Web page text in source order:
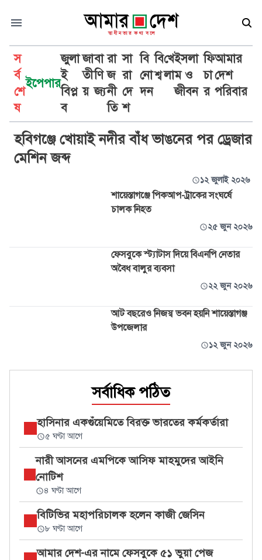
স
র্ব
শে
ষ
ইপেপার
জুলা
ই
বিপ্ল
ব
জা
তী
য়
বা
ণি
জ্য
রা
জ
নী
তি
সা
রা
দে
শ
বি
নো
দন
বি
শ্ব
খে
লা
ইসলা
ম ও
জীবন
ফি
চা
র
আমার
দেশ
পরিবার
শায়েস্তাগঞ্জ
হবিগঞ্জে খোয়াই নদীর বাঁধ ভাঙনের পর ড্রেজার
মেশিন জব্দ
১২ জুলাই ২০২৬
শায়েস্তাগঞ্জে পিকআপ-ট্রাকের সংঘর্ষে
চালক নিহত
২৫ জুন ২০২৬
ফেসবুকে স্ট্যাটাস দিয়ে বিএনপি নেতার
অবৈধ বালুর ব্যবসা
২২ জুন ২০২৬
আট বছরেও নিজস্ব ভবন হয়নি শায়েস্তাগঞ্জ
উপজেলার
১২ জুন ২০২৬
সর্বাধিক পঠিত
হাসিনার একগুঁয়েমিতে বিরক্ত ভারতের কর্মকর্তারা
৫ ঘণ্টা আগে
নারী আসনের এমপিকে আসিফ মাহমুদের আইনি
নোটিশ
৪ ঘণ্টা আগে
বিটিভির মহাপরিচালক হলেন কাজী জেসিন
৮ ঘণ্টা আগে
আমার দেশ-এর নামে ফেসবুকে ৫১ ভুয়া পেজ